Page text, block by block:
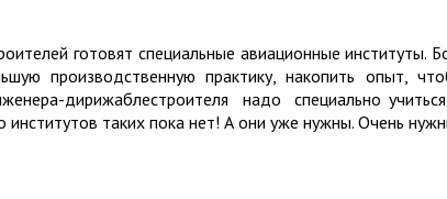
готовят специальные авиационные институты.
производственную практику, накопить опыт,
дирижаблестроителя надо специально
институтов таких пока нет! А они уже нужны. Очень